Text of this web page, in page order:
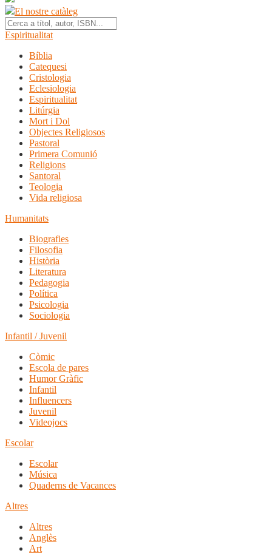
El nostre catàleg
Espiritualitat
Bíblia
Catequesi
Cristologia
Eclesiologia
Espiritualitat
Litúrgia
Mort i Dol
Objectes Religiosos
Pastoral
Primera Comunió
Religions
Santoral
Teologia
Vida religiosa
Humanitats
Biografies
Filosofia
Història
Literatura
Pedagogia
Política
Psicologia
Sociologia
Infantil / Juvenil
Còmic
Escola de pares
Humor Gràfic
Infantil
Influencers
Juvenil
Videojocs
Escolar
Escolar
Música
Quaderns de Vacances
Altres
Altres
Anglès
Art